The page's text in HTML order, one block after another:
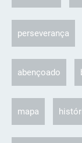
perseverança
abençoado
mapa